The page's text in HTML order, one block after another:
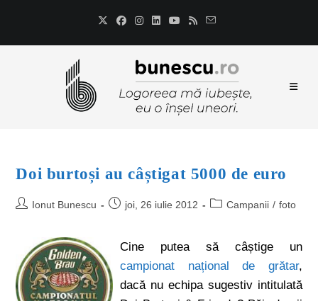
Doi burtoși au câștigat 5000 de euro
Ionut Bunescu joi, 26 iulie 2012 Campanii / foto
Cine putea să câștige un
campionat național de grătar,
dacă nu echipa sugestiv intitulată